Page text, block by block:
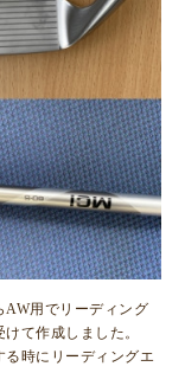
AW用でリーディング
て作成しました。
時にリーディングエ